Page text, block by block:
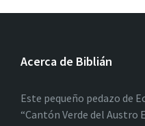
Acerca de Biblián
Este pequeño pedazo de
“Cantón Verde del Austro